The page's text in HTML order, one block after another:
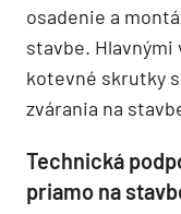
osadenie a
stavbe. Hlavnými
kotevné skrutky
zvárania na
Technická
priamo na